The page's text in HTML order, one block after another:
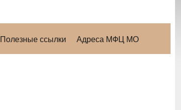
Полезные ссылки Адреса МФЦ МО